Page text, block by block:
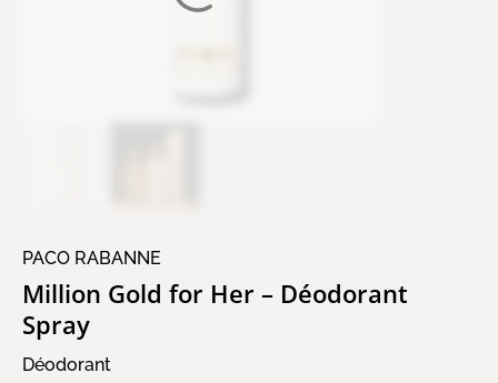
PACO RABANNE
Million Gold for Her – Déodorant
Spray
Déodorant